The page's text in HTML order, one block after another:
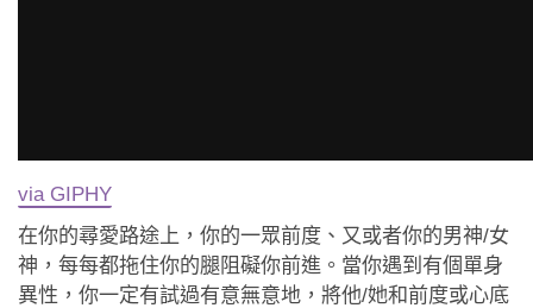
via GIPHY
在你的尋愛路途上，你的一眾前度、又或者你的男神/女
神，每每都拖住你的腿阻礙你前進。當你遇到有個單身
異性，你一定有試過有意無意地，將他/她和前度或心底